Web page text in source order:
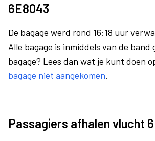
6E8043
De bagage werd rond 16:18 uur
Alle bagage is inmiddels van de band
bagage? Lees dan wat je kunt doen
bagage niet aangekomen.
Passagiers afhalen vlucht